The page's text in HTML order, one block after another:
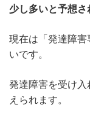
少し多いと予想さ
現在は「発達障
いです。
発達障害を受け
えられます。